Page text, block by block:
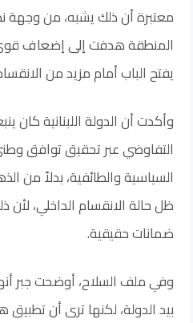
معتبرة أن ذلك يشبه، من وجهة
المنطقة هدفت إلى إضعاف قوى
يفتح الباب أمام مزيد من
وأكدت أن الدولة اللبنانية كان
التفاوضي عبر تحقيق توافق
السياسية والطائفية، بدلاً من
ظل حالة الانقسام الداخلي،
ضمانات حقيقية.
وفي ملف السلاح، أوضحت جبر
بيد الدولة، لكنها ترى أن تطبيق